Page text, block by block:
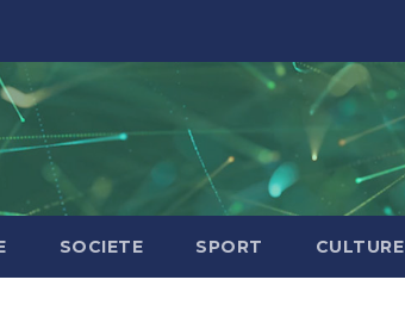
SOCIETE SPORT CULTURE